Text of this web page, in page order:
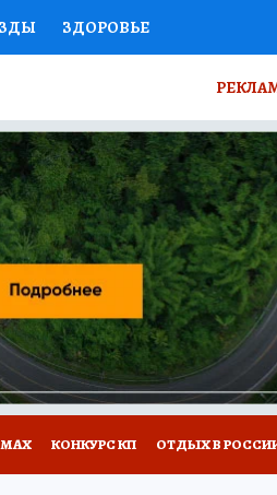
ЗДОРОВЬЕ
СЕКРЕТЫ ПУТЕВОДИТЕЛЬ
ЖЕЛЕЗА ТУРИЗМ
ВСЕ О КП РАДИО КП
МАХ КОНКУРС КП ОТДЫХ В